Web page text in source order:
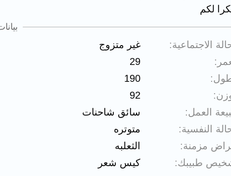
لكم
الاجتماعية
غير متزوج
29
190
92
العمل
سائق شاحنات
النفسية
متوتره
مزمنة
الثعلبه
طبيبك
كيس شعر